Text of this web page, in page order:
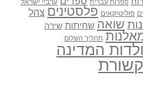
ספרות עברית
פוליטיקאים פלסטינים צהל
שואה שחיתות שירה
תהליך השלום
המדינה